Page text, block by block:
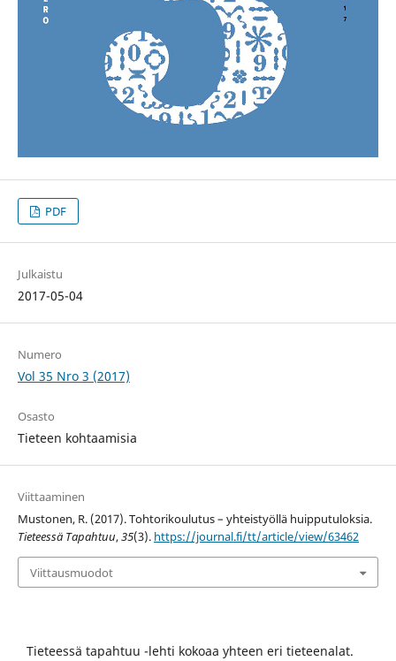
PDF
Julkaistu
2017-05-04
Numero
Vol 35 Nro 3 (2017)
Osasto
Tieteen kohtaamisia
Viittaaminen
Mustonen, R. (2017). Tohtorikoulutus – yhteistyöllä huipputuloksia.
Tieteessä Tapahtuu,35(3). https://journal.fi/tt/article/view/63462
Viittausmuodot
Tieteessä tapahtuu -lehti kokoaa yhteen eri tieteenalat.